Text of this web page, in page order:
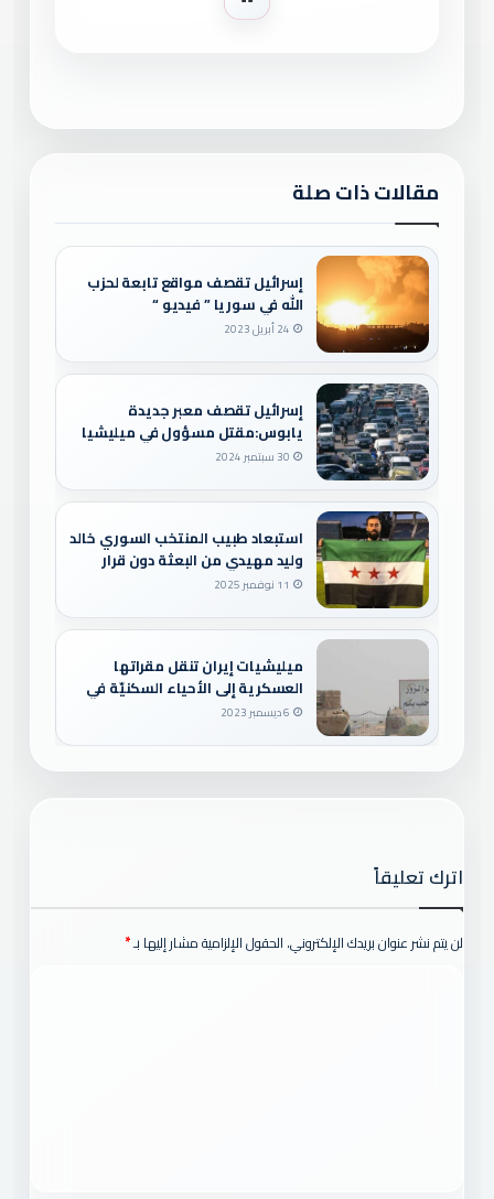
موقع
مقالات ذات صلة
إسرائيل تقصف مواقع تابعة لحزب
الله في سوريا ” فيديو “
24 أبريل 2023
إسرائيل تقصف معبر جديدة
يابوس:مقتل مسؤول في ميليشيا
حزب الله
30 سبتمبر 2024
استبعاد طبيب المنتخب السوري خالد
وليد مهيدي من البعثة دون قرار
رسمي
11 نوفمبر 2025
ميليشيات إيران تنقل مقراتها
العسكرية إلى الأحياء السكنيّة في
ديرالزور
6 ديسمبر 2023
اترك تعليقاً
لن يتم نشر عنوان بريدك الإلكتروني. الحقول الإلزامية مشار إليها بـ*